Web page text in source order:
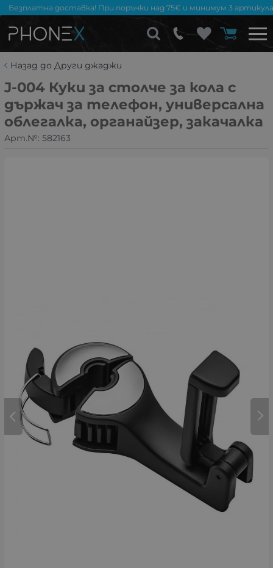
Безплатна доставка! При поръчки над 75€ и минимум 3
Назад до Други джаджи
J-004 Куки за столче за кола с
държач за телефон, универсална
облегалка, органайзер, закачалка
Арт.№: 582163